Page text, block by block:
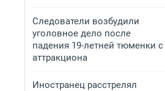
Следователи возбудили
уголовное дело после
падения 19-летней тюменки с
аттракциона
Иностранец расстрелял